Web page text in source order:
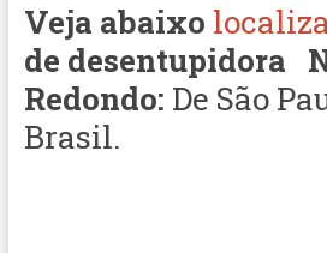
Veja abaixo
de desentupidora
Redondo: De São
Brasil.